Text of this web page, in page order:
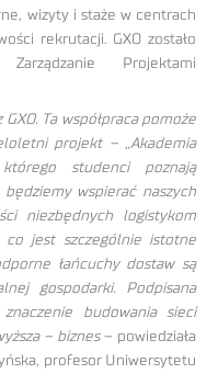
wizyty i staże w centrach
rekrutacji. GXO zostało
Projektami
Ta współpraca pomoże
projekt – „Akademia
studenci poznają
wspierać naszych
niezbędnych logistykom
jest szczególnie istotne
łańcuchy dostaw są
gospodarki. Podpisana
budowania sieci
– biznes– powiedziała
profesor Uniwersytetu